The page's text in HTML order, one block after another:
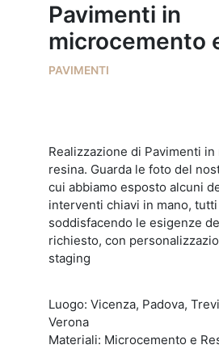
Pavimenti in
microcemento
PAVIMENTI
Realizzazione di Pavimenti
resina. Guarda le foto del
cui abbiamo esposto alcuni
interventi chiavi in mano,
soddisfacendo le esigenze
richiesto, con
staging
Luogo: Vicenza, Padova,
Verona
Materiali: Microcemento e